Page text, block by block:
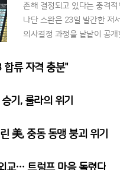
존해 결정되고 있다는 충격
나단 스완은 23일 발간한 저
의사결정 과정을 낱낱이 공
류 자격 충분"
기, 룰라의 위기
美, 중동 동맹 붕괴 위기
교… 트럼프 마음 돌렸다